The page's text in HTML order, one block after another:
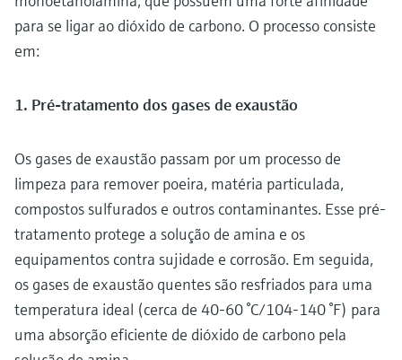
para se ligar ao dióxido de carbono. O processo consiste
em:
1. Pré-tratamento dos gases de exaustão
Os gases de exaustão passam por um processo de
limpeza para remover poeira, matéria particulada,
compostos sulfurados e outros contaminantes. Esse pré-
tratamento protege a solução de amina e os
equipamentos contra sujidade e corrosão. Em seguida,
os gases de exaustão quentes são resfriados para uma
temperatura ideal (cerca de 40-60 °C/104-140 °F) para
uma absorção eficiente de dióxido de carbono pela